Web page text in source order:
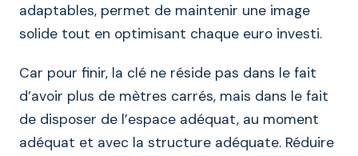
adaptables, permet de maintenir une image
solide tout en optimisant chaque euro investi.
Car pour finir, la clé ne réside pas dans le fait
d’avoir plus de mètres carrés, mais dans le fait
de disposer de l’espace adéquat, au moment
adéquat et avec la structure adéquate. Réduire